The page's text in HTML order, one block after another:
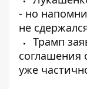
- но
не
Трамп
соглашения
уже